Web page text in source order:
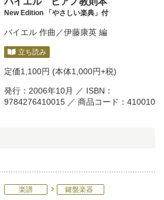
New Edition 「やさしい楽典」付
バイエル 作曲／伊藤康英 編
立ち読み
定価1,100円 (本体1,000円+税)
発行：2006年10月 ／ ISBN：
9784276410015 ／ 商品コード：410010
楽譜 鍵盤楽器